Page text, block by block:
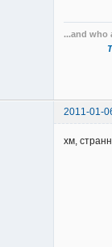
...and who
2011-01-
хм,